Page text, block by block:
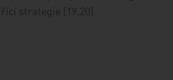
strategie [19,20].